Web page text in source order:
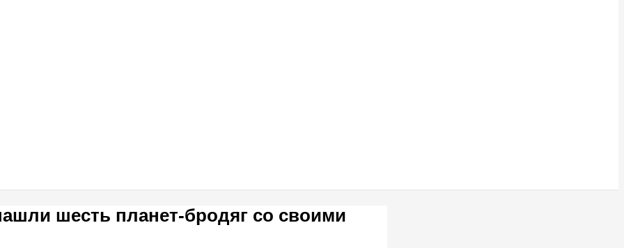
шесть планет-бродяг со своими